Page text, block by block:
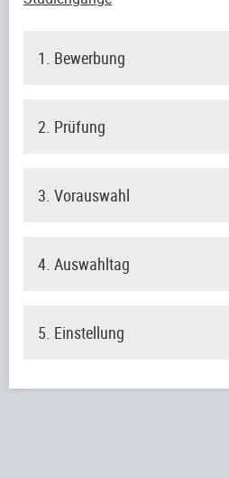
1. Bewerbung
2. Prüfung
3. Vorauswahl
4. Auswahltag
5. Einstellung